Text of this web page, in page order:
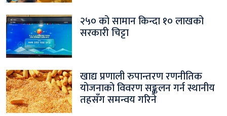
२५० को सामान किन्दा १० लाखको
सरकारी चिट्टा
खाद्य प्रणाली रुपान्तरण रणनीतिक
योजनाको विवरण सङ्कलन गर्न स्थानीय
तहसँग समन्वय गरिने